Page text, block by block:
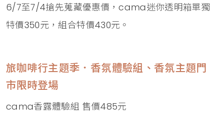
6/7至7/4搶先蒐藏優惠價，cama迷你透明箱單獨
特價350元，組合特價430元。
旅咖啡行主題季．香氛體驗組、香氛主題門
市限時登場
cama香露體驗組 售價485元